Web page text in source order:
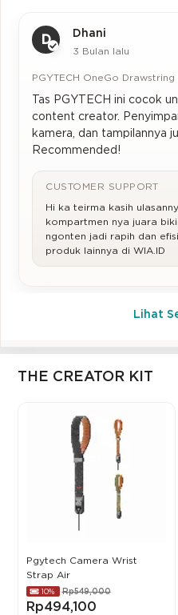
D Dhani
3 Bulan lalu
PGYTECH OneGo
Tas PGYTECH ini cocok
content creator.
kamera, dan tampilannya
Recommended!
CUSTOMER SUPPORT
Hi ka teirma kasih
kompartmen nya juara
ngonten jadi rapih dan
produk lainnya di WIA.ID
Lihat
THE CREATOR KIT
Pgytech Camera Wrist
Strap Air
10% Rp549,000
Rp494,100